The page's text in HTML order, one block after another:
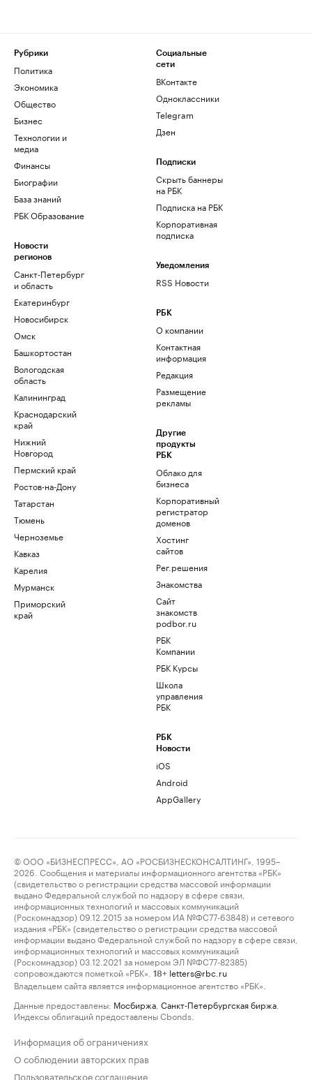
Рубрики
Политика
Экономика
Общество
Бизнес
Технологии и
медиа
Финансы
Биографии
База знаний
РБК Образование
Новости
регионов
Санкт-Петербург
и область
Екатеринбург
Новосибирск
Омск
Башкортостан
Вологодская
область
Калининград
Краснодарский
край
Нижний
Новгород
Пермский край
Ростов-на-Дону
Татарстан
Тюмень
Черноземье
Кавказ
Карелия
Мурманск
Приморский
край
Социальные
сети
ВКонтакте
Одноклассники
Telegram
Дзен
Подписки
Скрыть баннеры
на РБК
Подписка на РБК
Корпоративная
подписка
Уведомления
RSS Новости
РБК
О компании
Контактная
информация
Редакция
Размещение
рекламы
Другие
продукты
РБК
Облако для
бизнеса
Корпоративный
регистратор
доменов
Хостинг
сайтов
Рег.решения
Знакомства
Сайт
знакомств
podbor.ru
РБК
Компании
РБК Курсы
Школа
управления
РБК
РБК
Новости
iOS
Android
AppGallery
© ООО «БИЗНЕСПРЕСС», АО «РОСБИЗНЕСКОНСАЛТИНГ», 1995–
2026. Сообщения и материалы информационного агентства «РБК»
(свидетельство о регистрации средства массовой информации
выдано Федеральной службой по надзору в сфере связи,
информационных технологий и массовых коммуникаций
(Роскомнадзор) 09.12.2015 за номером ИА №ФС77-63848) и сетевого
издания «РБК» (свидетельство о регистрации средства массовой
информации выдано Федеральной службой по надзору в сфере связи,
информационных технологий и массовых коммуникаций
(Роскомнадзор) 03.12.2021 за номером ЭЛ №ФС77-82385)
сопровождаются пометкой «РБК».
18+ letters@rbc.ru
Владельцем сайта является информационное агентство «РБК».
Данные предоставлены: Мосбиржа Санкт-Петербургская биржа
Индексы облигаций предоставлены Cbonds.
Информация об ограничениях
О соблюдении авторских прав
Пользовательское соглашение